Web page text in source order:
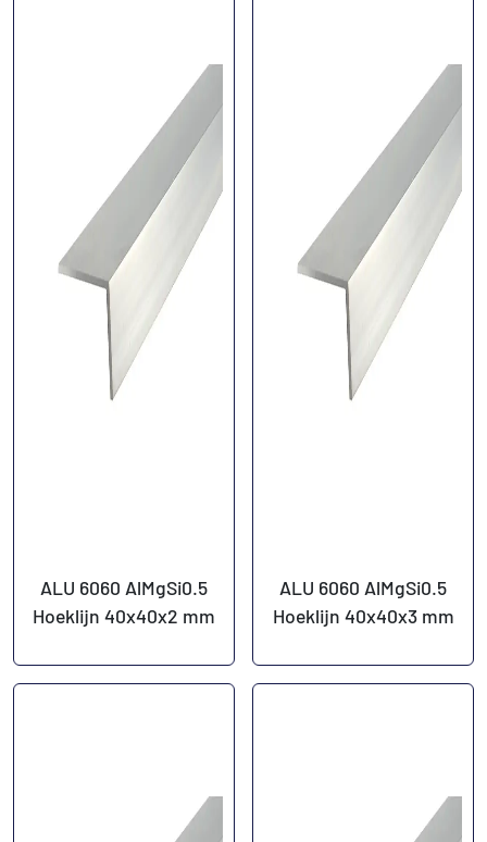
ALU 6060 AlMgSi0.5
Hoeklijn 40x40x2 mm
ALU 6060 AlMgSi0.5
Hoeklijn 40x40x3 mm